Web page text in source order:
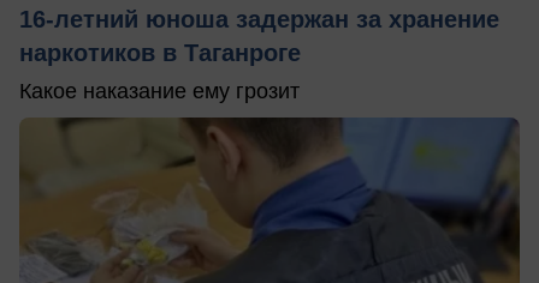
16-летний юноша задержан за хранение
наркотиков в Таганроге
Какое наказание ему грозит